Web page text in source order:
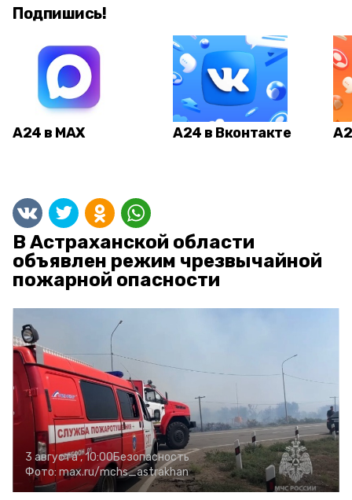
Подпишись!
А24 в MAX А24 в Вконтакте
В Астраханской области
объявлен режим чрезвычайной
пожарной опасности
3 августа , 10:00Безопасность
Фото: max.ru/mchs_astrakhan